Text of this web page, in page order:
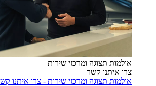
אולמות תצוגה ומרכזי שירות
צרו איתנו קשר
אולמות תצוגה ומרכזי שירות - צרו איתנו